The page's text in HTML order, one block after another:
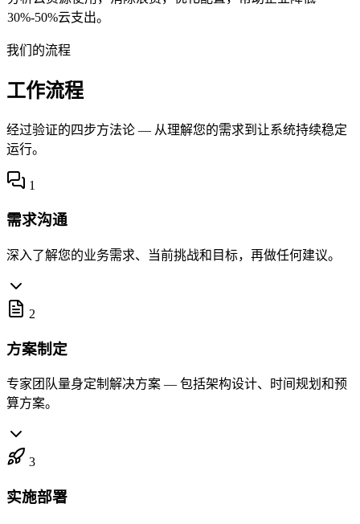
30%-50%云支出。
我们的流程
工作流程
经过验证的四步方法论 — 从理解您的需求到让系统持续稳定
运行。
1
需求沟通
深入了解您的业务需求、当前挑战和目标，再做任何建议。
2
方案制定
专家团队量身定制解决方案 — 包括架构设计、时间规划和预
算方案。
3
实施部署